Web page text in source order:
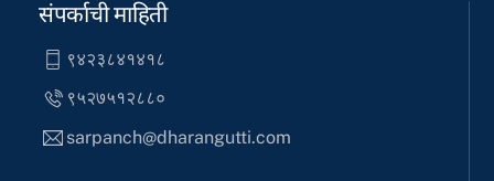
संपर्काची माहिती
९४२३८४१४१८
९५२७५१२८८०
sarpanch@dharangutti.com